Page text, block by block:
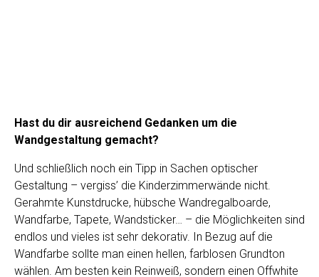
scheinbar zufällig – zahlreiche gerahmte Prints in
unterschiedlichen Formaten und Größen nebeneinander
gehängt. Das Ergebnis ist echt toll!
Außerdem bin ich ein großer Fan von Wandstickern. Ich
sage bewusst „Sticker“, denn mit den eher großflächigen
Tattoos habe ich so meine Schwierigkeiten. Denn die sind
schnell recht dominant und oft kitschig. Die wundervollen
und in unendlichen Mustern, Farben, Motiven erhältlichen